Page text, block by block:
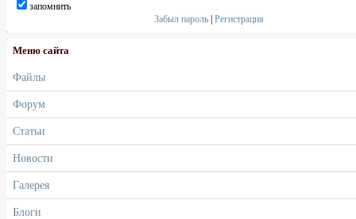
запомнить
Забыл пароль |Регистрация
Меню сайта
Файлы
Форум
Статьи
Новости
Галерея
Блоги